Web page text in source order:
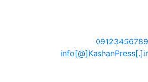
09123456789
info[@]KashanPress[.]ir